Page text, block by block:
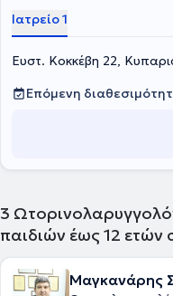
διαθέτει πολυετή εμπειρία
Ωτορινολαρυγγολογικό
Ιατρείο 1
Ευστ. Κοκκέβη 22,
Επόμενη
3
παιδιών έως 12
Μαγκανάρης